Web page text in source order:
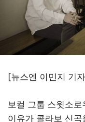
[뉴스엔 이민지 기
보컬 그룹 스윗소
이유가 콜라보 신곡